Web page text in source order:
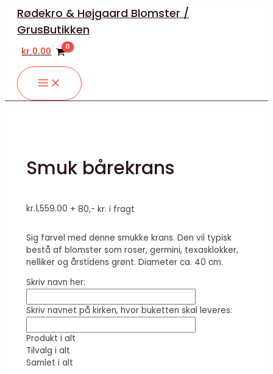
indholdet
Rødekro & Højgaard Blomster /
GrusButikken
kr.0.00
MENU
Smuk bårekrans
kr.1,559.00 + 80,- kr. i fragt
Sig farvel med denne smukke krans. Den vil typisk
bestå af blomster som roser, germini, texasklokker,
nelliker og årstidens grønt. Diameter ca. 40 cm.
Skriv navn her:
Skriv navnet på kirken, hvor buketten skal leveres:
Produkt i alt
Tilvalg i alt
Samlet i alt
bårekrans
antal